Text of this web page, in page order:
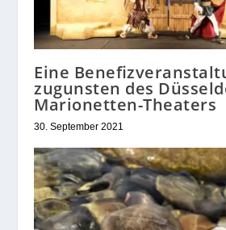
Eine
zugunsten des
Marionetten-Theaters
30. September 2021